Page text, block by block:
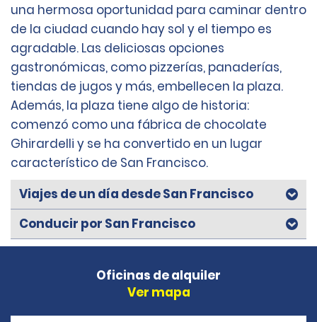
una hermosa oportunidad para caminar dentro
de la ciudad cuando hay sol y el tiempo es
agradable. Las deliciosas opciones
gastronómicas, como pizzerías, panaderías,
tiendas de jugos y más, embellecen la plaza.
Además, la plaza tiene algo de historia:
comenzó como una fábrica de chocolate
Ghirardelli y se ha convertido en un lugar
característico de San Francisco.
Viajes de un día desde San Francisco
Conducir por San Francisco
Oficinas de alquiler
Ver mapa